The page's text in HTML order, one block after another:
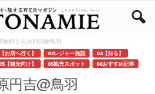
物館と石原円吉@鳥羽
お店へ行く】 03レジャー施設
04【知る】
【観光向け】 05観光スポット 06おすすめ記事
円吉@鳥羽